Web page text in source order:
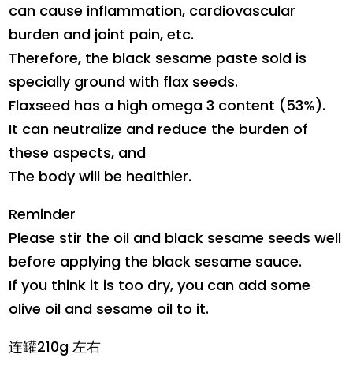
can cause inflammation, cardiovascular
burden and joint pain, etc.
Therefore, the black sesame paste sold is
specially ground with flax seeds.
Flaxseed has a high omega 3 content (53%).
It can neutralize and reduce the burden of
these aspects, and
The body will be healthier.
Reminder
Please stir the oil and black sesame seeds well
before applying the black sesame sauce.
If you think it is too dry, you can add some
olive oil and sesame oil to it.
连罐210g 左右